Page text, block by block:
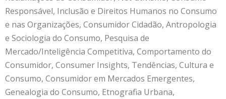
Responsável, Inclusão e Direitos Humanos no Consumo
e nas Organizações, Consumidor Cidadão, Antropologia
e Sociologia do Consumo, Pesquisa de
Mercado/Inteligência Competitiva, Comportamento do
Consumidor, Consumer Insights, Tendências, Cultura e
Consumo, Consumidor em Mercados Emergentes,
Genealogia do Consumo, Etnografia Urbana,